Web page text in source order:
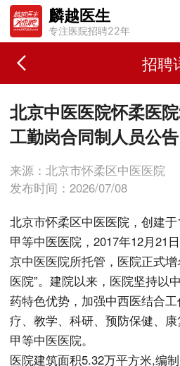
麟越医生
专注医院招聘22年
招聘
北京中医医院怀柔医
工勤岗合同制人员公告
来源：北京市怀柔区中医医院
发布时间：2026/07/08
北京市怀柔区中医医院，创建
甲等中医医院，2017年12月21
京中医医院所托管，医院正式
医院”。建院以来，医院坚持以
药特色优势，加强中西医结合
疗、教学、科研、预防保健、
甲等中医医院。
医院建筑面积5.32万平方米,编